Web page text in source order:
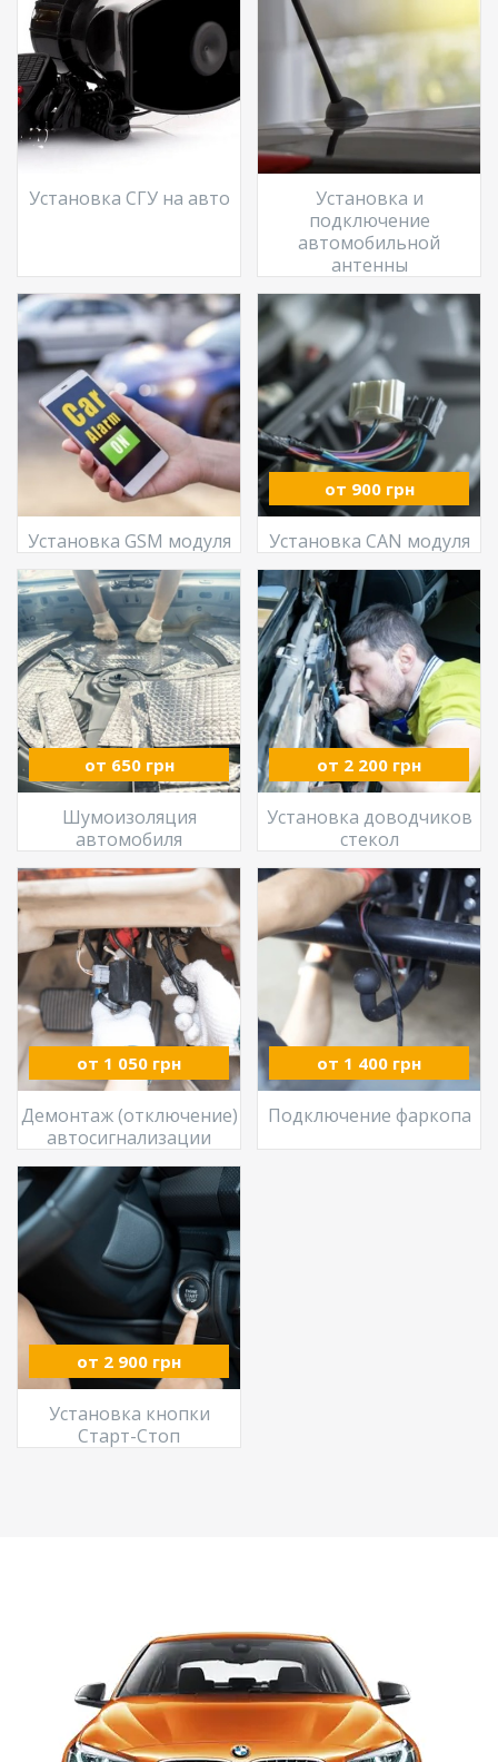
Установка СГУ на авто
Установка и
подключение
автомобильной
антенны
Установка GSM модуля
от 900 грн
Установка CAN модуля
от 650 грн
Шумоизоляция
автомобиля
от 2 200 грн
Установка доводчиков
стекол
от 1 050 грн
Демонтаж (отключение)
автосигнализации
от 1 400 грн
Подключение фаркопа
от 2 900 грн
Установка кнопки
Старт-Стоп